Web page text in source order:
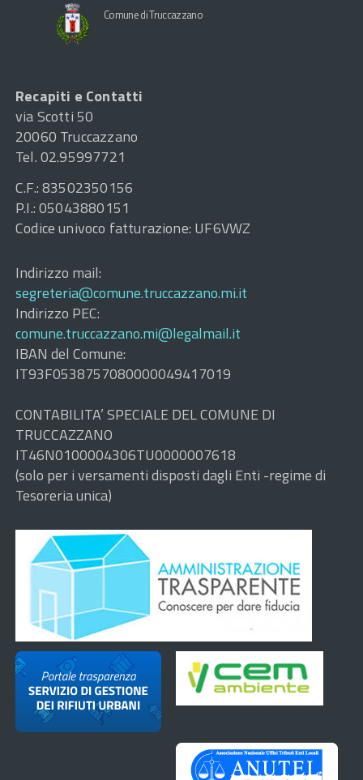
Comune di Truccazzano
Recapiti e Contatti
via Scotti 50
20060 Truccazzano
Tel. 02.95997721
C.F.: 83502350156
P.I.: 05043880151
Codice univoco fatturazione: UF6VWZ
Indirizzo mail:
segreteria@comune.truccazzano.mi.it
Indirizzo PEC:
comune.truccazzano.mi@legalmail.it
IBAN del Comune:
IT93F0538757080000049417019
CONTABILITA’ SPECIALE DEL COMUNE DI
TRUCCAZZANO
IT46N0100004306TU0000007618
(solo per i versamenti disposti dagli Enti -regime di
Tesoreria unica)